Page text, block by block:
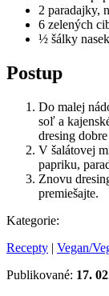
2 paradajky,
6 zelených
½ šálky
Postup
Do malej
soľ a
dresing
V šalátovej
papriku,
Znovu
premiešajte.
Kategorie:
Recepty | Vegan/
Publikované: 17.